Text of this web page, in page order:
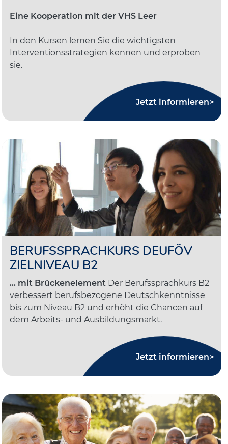
Eine Kooperation mit der VHS Leer
In den Kursen lernen Sie die wichtigsten
Interventionsstrategien kennen und erproben
sie.
Jetzt informieren>
BERUFSSPRACHKURS DEUFÖV
ZIELNIVEAU B2
... mit Brückenelement Der Berufssprachkurs B2
verbessert berufsbezogene Deutschkenntnisse
bis zum Niveau B2 und erhöht die Chancen auf
dem Arbeits- und Ausbildungsmarkt.
Jetzt informieren>